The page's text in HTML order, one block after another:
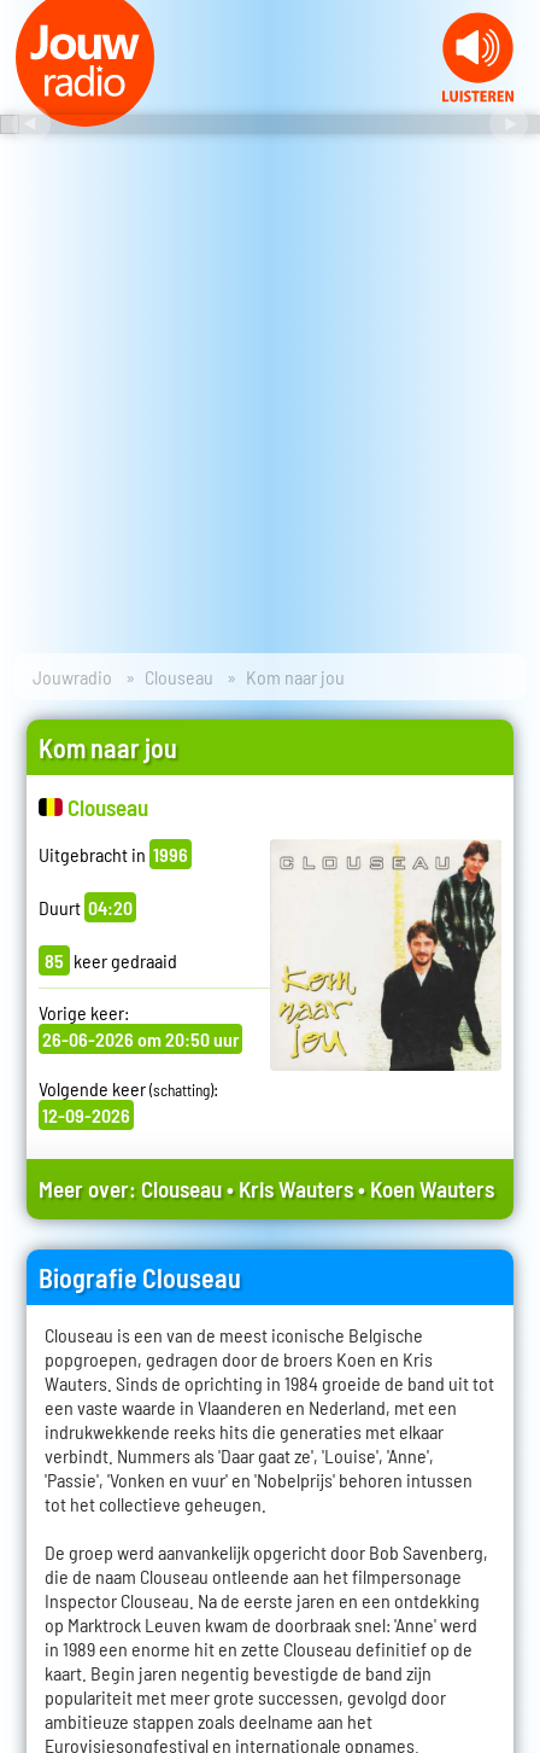
Jouwradio Clouseau Kom naar jou
Kom naar jou
Clouseau
Uitgebracht in 1996
Duurt 04:20
85 keer gedraaid
Vorige keer:
26-06-2026 om 20:50 uur
Volgende keer(schatting):
12-09-2026
Meer over: Clouseau•Kris Wauters•Koen Wauters
Biografie Clouseau
Clouseau is een van de meest iconische Belgische
popgroepen, gedragen door de broers Koen en Kris
Wauters. Sinds de oprichting in 1984 groeide de band uit tot
een vaste waarde in Vlaanderen en Nederland, met een
indrukwekkende reeks hits die generaties met elkaar
verbindt. Nummers als 'Daar gaat ze', 'Louise', 'Anne',
'Passie', 'Vonken en vuur' en 'Nobelprijs' behoren intussen
tot het collectieve geheugen.
De groep werd aanvankelijk opgericht door Bob Savenberg,
die de naam Clouseau ontleende aan het filmpersonage
Inspector Clouseau. Na de eerste jaren en een ontdekking
op Marktrock Leuven kwam de doorbraak snel: 'Anne' werd
in 1989 een enorme hit en zette Clouseau definitief op de
kaart. Begin jaren negentig bevestigde de band zijn
populariteit met meer grote successen, gevolgd door
ambitieuze stappen zoals deelname aan het
Eurovisiesongfestival en internationale opnames.